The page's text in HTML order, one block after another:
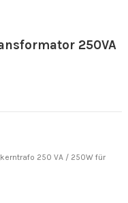
250VA
250 VA / 250W für